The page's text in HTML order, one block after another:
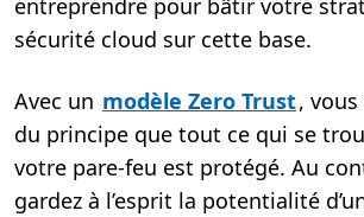
entreprendre pour bâtir votre
sécurité cloud sur cette base.
Avec un modèle Zero Trust,
du principe que tout ce qui se
votre pare-feu est protégé. Au
gardez à l’esprit la potentialité